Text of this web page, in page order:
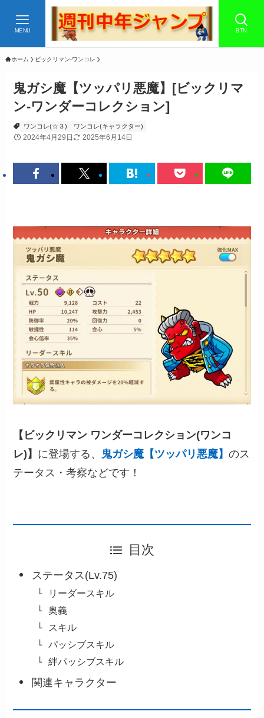
BTN
MENU
ホーム ビックリマン-ワンコレ
鬼ガシ魔【ツッパリ悪魔】[ビックリマ
ン-ワンダーコレクション]
ワンコレ(☆３) ワンコレ(キャラクター)
2024年4月29日 2025年6月14日
【ビックリマン ワンダーコレクション(ワンコ
レ)】 に登場する、 鬼ガシ魔【ツッパリ悪魔】のス
テータス・考察などです！
目次
ステータス(Lv.75)
リーダースキル
奥義
スキル
パッシブスキル
絆パッシブスキル
関連キャラクター